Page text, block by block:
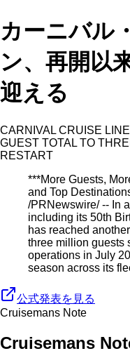
カーニバル
ン、再開以
迎える
CARNIVAL CRUISE
GUEST TOTAL TO
RESTART
***More Guests,
and Top
/PRNewswire/ -- In
including its 50th
has reached
three million guests
operations in July
season across its
公式発表を見る
Cruisemans Note
Cruisemans